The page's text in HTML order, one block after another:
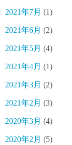
2021年7月 (1)
2021年6月 (2)
2021年5月 (4)
2021年4月 (1)
2021年3月 (2)
2021年2月 (3)
2020年3月 (4)
2020年2月 (5)